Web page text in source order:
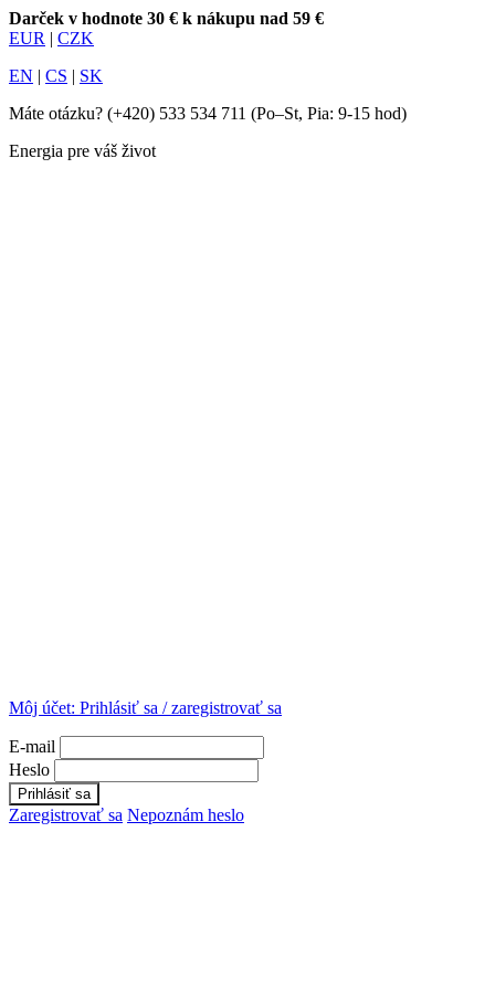
Darček v hodnote 30 € k nákupu nad 59 €
EUR | CZK
EN | CS | SK
Máte otázku? (+420) 533 534 711 (Po–St, Pia: 9-15 hod)
Energia pre váš život
Môj účet: Prihlásiť sa / zaregistrovať sa
E-mail
Heslo
Zaregistrovať sa Nepoznám heslo